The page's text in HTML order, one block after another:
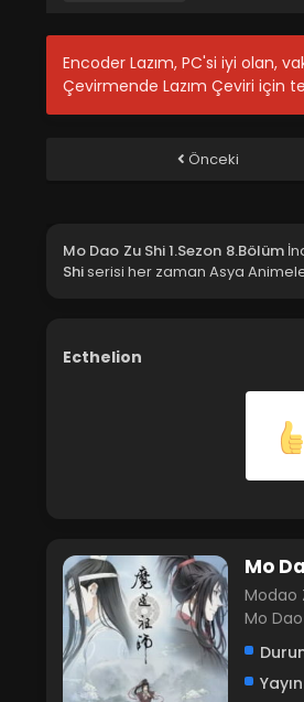
Encoder Lazım, PC'si iyi olan,
Çevirmende Lazım Çeviri için
Önceki
Mo Dao Zu Shi 1.Sezon 8.Bölüm
Shiserisi her zaman Asya
Ecthelion
Mo
Modao
Mo
Yayın